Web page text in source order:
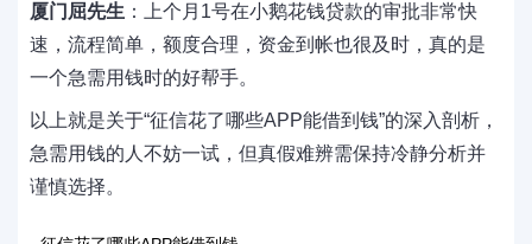
厦门屈先生 ：上个月1号在小鹅花钱贷款的审批非常快
速，流程简单，额度合理，资金到帐也很及时，真的是
一个急需用钱时的好帮手。
以上就是关于“征信花了哪些APP能借到钱”的深入剖析，
急需用钱的人不妨一试，但真假难辨需保持冷静分析并
谨慎选择。